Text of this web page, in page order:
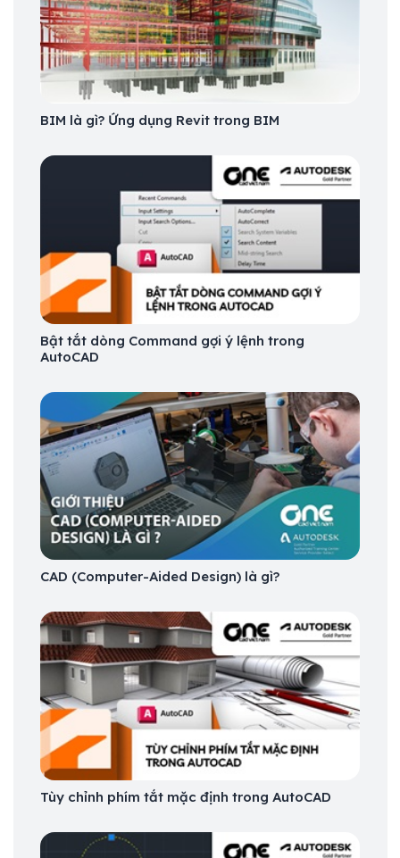
BIM là gì? Ứng dụng Revit trong BIM
Bật tắt dòng Command gợi ý lệnh trong
AutoCAD
CAD (Computer-Aided Design) là gì?
Tùy chỉnh phím tắt mặc định trong AutoCAD